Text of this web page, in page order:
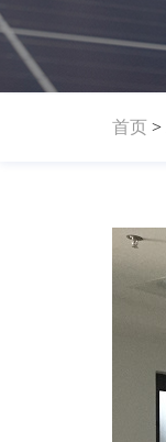
首页 >